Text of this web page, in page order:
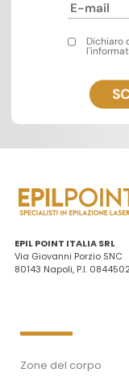
Dichiaro
EPIL POINT ITALIA SRL
Via Giovanni Porzio SNC
80143 Napoli, P.I.
Zone del corpo